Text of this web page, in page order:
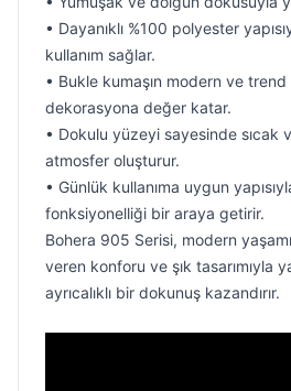
• Dayanıklı %100 polyester
kullanım sağlar.
• Bukle kumaşın modern ve
dekorasyona değer katar.
• Dokulu yüzeyi sayesinde sıcak
atmosfer oluşturur.
• Günlük kullanıma uygun
fonksiyonelliği bir araya getirir.
Bohera 905 Serisi, modern
veren konforu ve şık tasarımıyla
ayrıcalıklı bir dokunuş kazandırır.